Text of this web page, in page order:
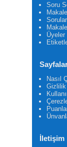
Soru
Sorular
Üyeler
Nasıl
İletişim